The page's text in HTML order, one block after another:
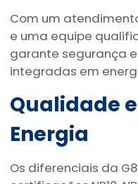
Com um
e uma equipe
garante segurança
integradas em
Qualidade
Energia
Os diferenciais da G8